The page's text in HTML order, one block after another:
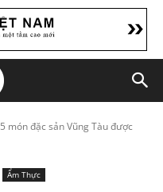
5 món đặc sản Vũng Tàu được
Ẩm Thực